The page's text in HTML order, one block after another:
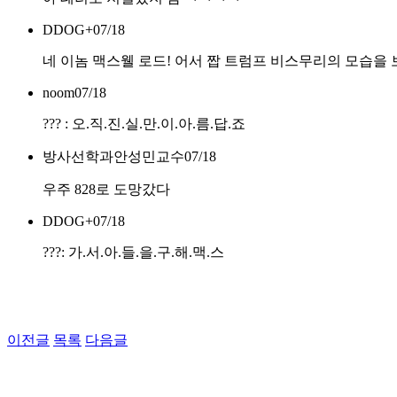
DDOG+07/18
네 이놈 맥스웰 로드! 어서 짭 트럼프 비스무리의 모습을
noom07/18
??? : 오.직.진.실.만.이.아.름.답.죠
방사선학과안성민교수07/18
우주 828로 도망갔다
DDOG+07/18
???: 가.서.아.들.을.구.해.맥.스
이전글 목록 다음글